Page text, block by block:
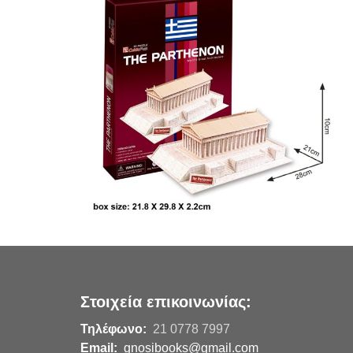
Στοιχεία επικοινωνίας:
Τηλέφωνο: 21 0778 7997
Email: gnosibooks@gmail.com